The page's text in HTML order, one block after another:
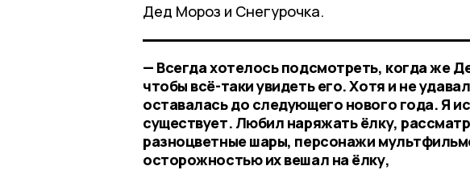
Дед Мороз и Снегурочка.
— Всегда хотелось подсмотреть, когда же
чтобы всё-таки увидеть его. Хотя и не
оставалась до следующего нового года. Я
существует. Любил наряжать ёлку,
разноцветные шары, персонажи
осторожностью их вешал на ёлку,